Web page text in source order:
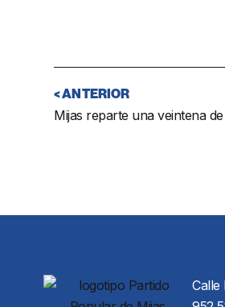
< ANTERIOR
Calle